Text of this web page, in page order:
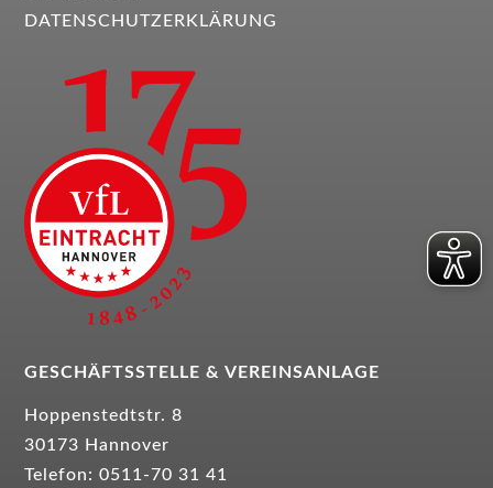
DATENSCHUTZERKLÄRUNG
GESCHÄFTSSTELLE &VEREINSANLAGE
Hoppenstedtstr. 8
30173 Hannover
Telefon: 0511-70 31 41